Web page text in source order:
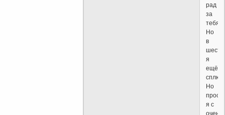
рад
за
тебя!
Но
в
шесть
я
ещё
сплю.
Но
я с
очень